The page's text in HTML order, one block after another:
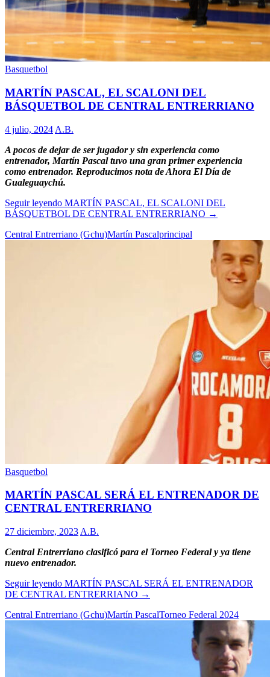
Basquetbol
MARTÍN PASCAL, EL SCALONI DEL
BÁSQUETBOL DE CENTRAL ENTRERRIANO
4 julio, 2024 A.B.
A pocos de dejar de ser jugador y sin experiencia como
entrenador, Martín Pascal tuvo una gran primer experiencia
como entrenador. Reproducimos nota de Ahora El Día de
Gualeguaychú.
Seguir leyendo MARTÍN PASCAL, EL SCALONI DEL
BÁSQUETBOL DE CENTRAL ENTRERRIANO →
Central Entrerriano (Gchu)Martín Pascalprincipal
Basquetbol
MARTÍN PASCAL SERÁ EL ENTRENADOR DE
CENTRAL ENTRERRIANO
27 diciembre, 2023 A.B.
Central Entrerriano clasificó para el Torneo Federal y ya tiene
nuevo entrenador.
Seguir leyendo MARTÍN PASCAL SERÁ EL ENTRENADOR
DE CENTRAL ENTRERRIANO →
Central Entrerriano (Gchu)Martín PascalTorneo Federal 2024